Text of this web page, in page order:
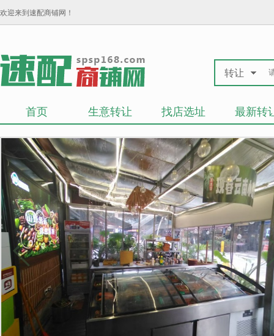
欢迎来到速配商铺网！
转让
首页 生意转让 找店选址 最新转